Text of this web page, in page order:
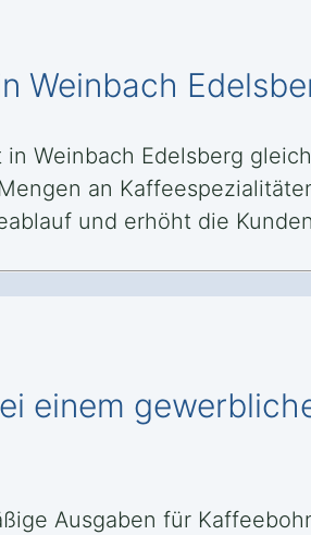
Weinbach
Weinbach Edelsberg
an
und erhöht die
einem
Ausgaben für